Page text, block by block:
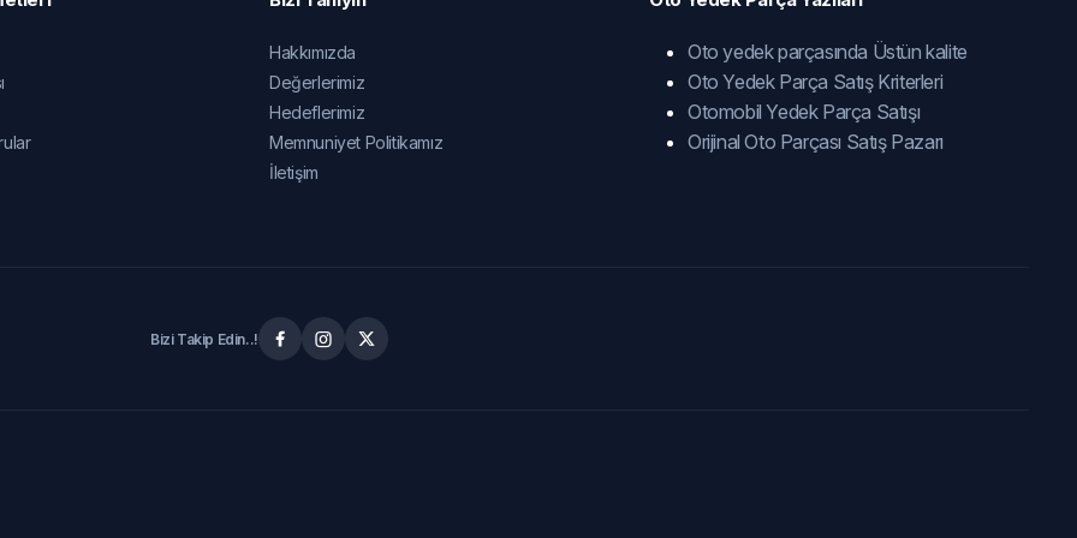
Hakkımızda
Değerlerimiz
Hedeflerimiz
Memnuniyet Politikamız
İletişim
Oto yedek parçasında Üstün kalite
Oto Yedek Parça Satış Kriterleri
Otomobil Yedek Parça Satışı
Orijinal Oto Parçası Satış Pazarı
Bizi Takip Edin..!